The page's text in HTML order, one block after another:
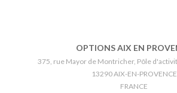
OPTIONS AIX EN
375, rue Mayor de Montricher, Pôle
13290 AIX-EN-PROVENCE
FRANCE